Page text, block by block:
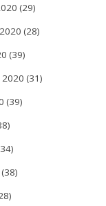
(29)
(28)
(39)
(31)
(39)
(38)